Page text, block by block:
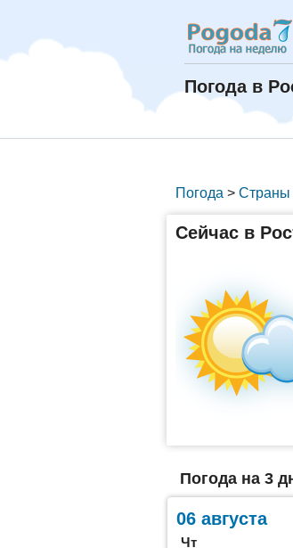
Погода в
Погода > Страны
Сейчас в
Погода на 3
06 августа
Чт